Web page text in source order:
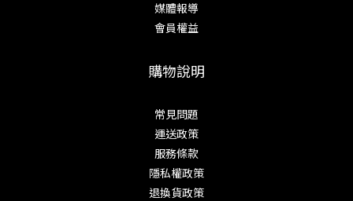
媒體報導
會員權益
購物說明
常見問題
運送政策
服務條款
隱私權政策
退換貨政策